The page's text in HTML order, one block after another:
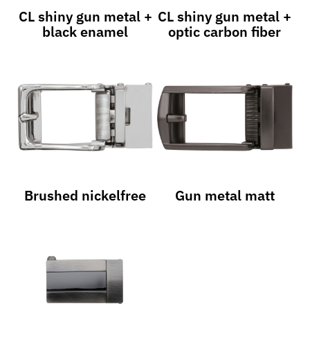
CL shiny gun metal +
black enamel
CL shiny gun metal +
optic carbon fiber
Brushed nickelfree Gun metal matt